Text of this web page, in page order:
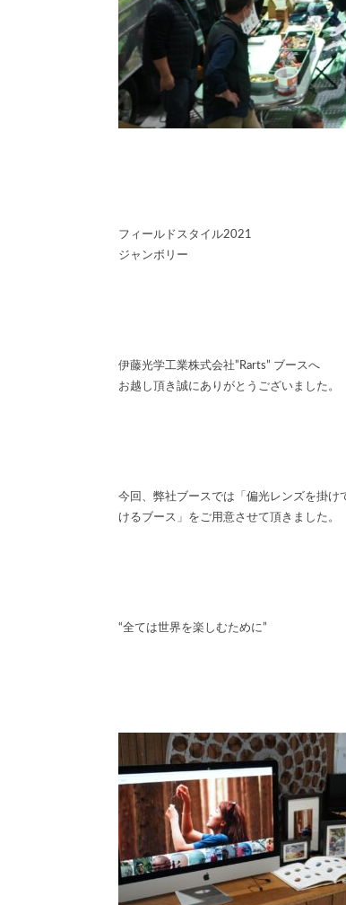
フィールドスタイル2021
ジャンボリー
伊藤光学工業株式会社”Rarts” ブースへ
お越し頂き誠にありがとうございました。
今回、弊社ブースでは「偏光レンズを掛
けるブース」をご用意させて頂きました。
“全ては世界を楽しむために”